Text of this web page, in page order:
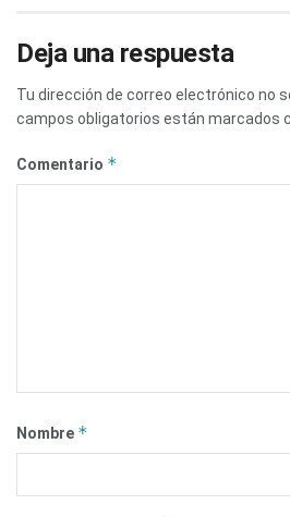
Deja una respuesta
Tu dirección de correo electrónico no
campos obligatorios están marcados
Comentario *
Nombre *